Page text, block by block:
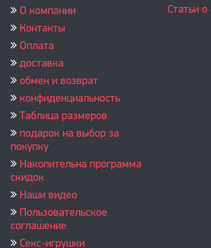
О компании
Контакты
Оплата
доставка
обмен и возврат
конфиденциальность
Таблица размеров
подарок на выбор за
покупку
Накопительна программа
скидок
Наши видео
Пользовательское
соглашение
Секс-игрушки
Статьи о